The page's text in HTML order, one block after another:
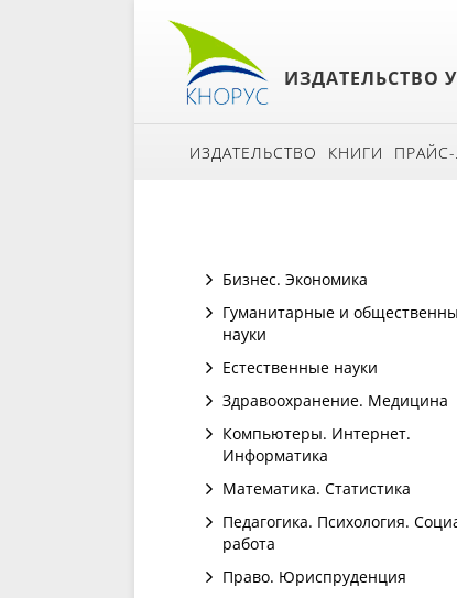
ИЗДАТЕЛЬСТВО
ИЗДАТЕЛЬСТВО КНИГИ
Бизнес. Экономика
Гуманитарные и
науки
Естественные науки
Здравоохранение. Медицина
Компьютеры. Интернет.
Информатика
Математика. Статистика
Педагогика. Психология.
работа
Право. Юриспруденция